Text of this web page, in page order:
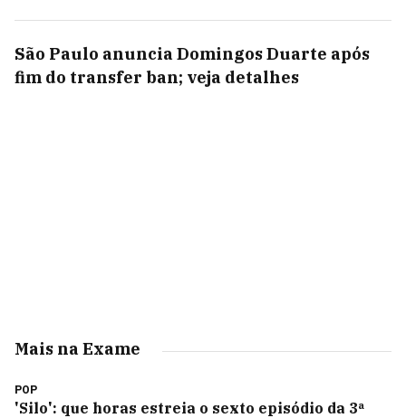
São Paulo anuncia Domingos Duarte após
fim do transfer ban; veja detalhes
Mais na Exame
POP
'Silo': que horas estreia o sexto episódio da 3ª